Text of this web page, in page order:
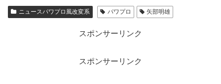
ニュースパワプロ風改変系 パワプロ 矢部明雄
スポンサーリンク
スポンサーリンク